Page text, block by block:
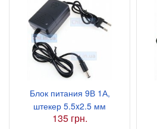
Блок питания 9В 1А,
штекер 5.5x2.5 мм
135 грн.